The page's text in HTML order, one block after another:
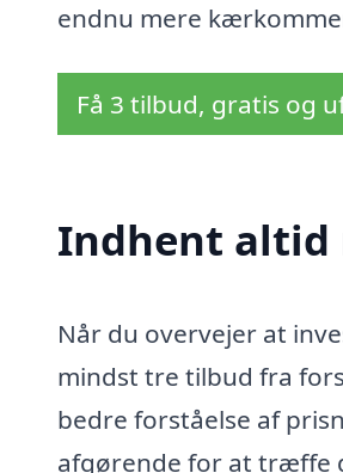
endnu mere
Få 3 tilbud, gratis og
Indhent altid
Når du overvejer at
mindst tre tilbud fra
bedre forståelse af
afgørende for at træffe